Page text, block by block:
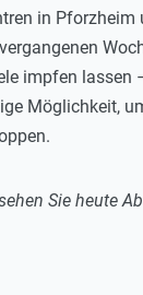
in Pforzheim
impfen lassen
Möglichkeit,
Sie heute